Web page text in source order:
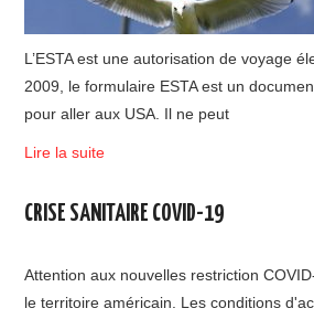
L’ESTA est une autorisation de voyage
2009, le formulaire ESTA est un
pour aller aux USA. Il ne peut
Lire la suite
CRISE SANITAIRE COVID-19
Attention aux nouvelles restriction
le territoire américain. Les conditions